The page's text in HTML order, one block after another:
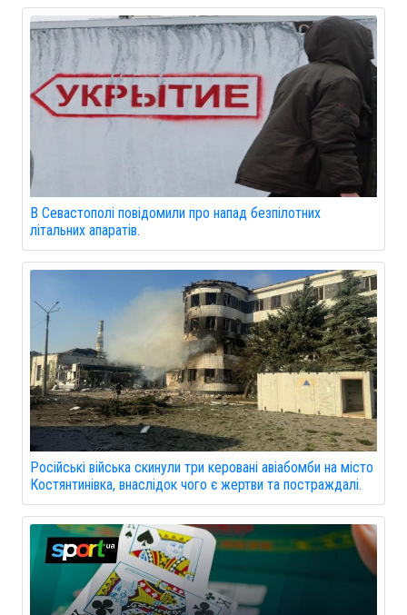
В Севастополі повідомили про напад безпілотних
літальних апаратів.
Російські війська скинули три керовані авіабомби на місто
Костянтинівка, внаслідок чого є жертви та постраждалі.